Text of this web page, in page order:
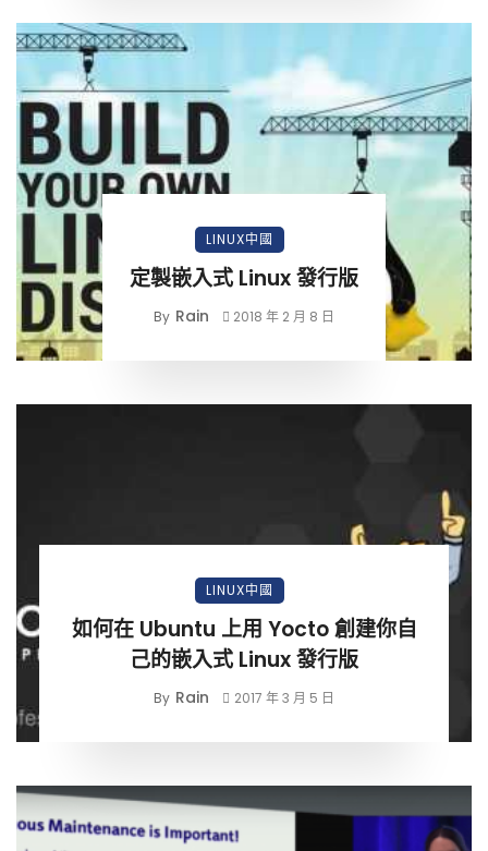
LINUX中國
定製嵌入式 Linux 發行版
By Rain 2018 年 2 月 8 日
LINUX中國
如何在 Ubuntu 上用 Yocto 創建你自
己的嵌入式 Linux 發行版
By Rain 2017 年 3 月 5 日